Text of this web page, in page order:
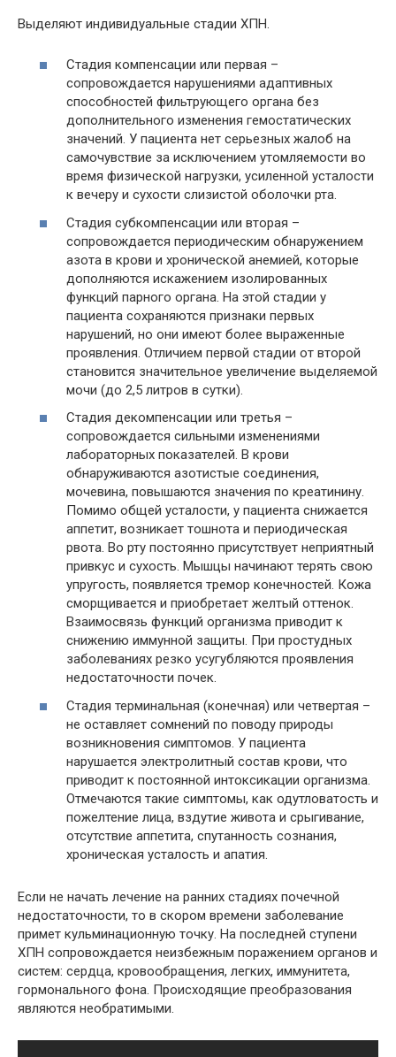
Выделяют индивидуальные стадии ХПН.
Стадия компенсации или первая –
сопровождается нарушениями адаптивных
способностей фильтрующего органа без
дополнительного изменения гемостатических
значений. У пациента нет серьезных жалоб на
самочувствие за исключением утомляемости во
время физической нагрузки, усиленной усталости
к вечеру и сухости слизистой оболочки рта.
Стадия субкомпенсации или вторая –
сопровождается периодическим обнаружением
азота в крови и хронической анемией, которые
дополняются искажением изолированных
функций парного органа. На этой стадии у
пациента сохраняются признаки первых
нарушений, но они имеют более выраженные
проявления. Отличием первой стадии от второй
становится значительное увеличение выделяемой
мочи (до 2,5 литров в сутки).
Стадия декомпенсации или третья –
сопровождается сильными изменениями
лабораторных показателей. В крови
обнаруживаются азотистые соединения,
мочевина, повышаются значения по креатинину.
Помимо общей усталости, у пациента снижается
аппетит, возникает тошнота и периодическая
рвота. Во рту постоянно присутствует неприятный
привкус и сухость. Мышцы начинают терять свою
упругость, появляется тремор конечностей. Кожа
сморщивается и приобретает желтый оттенок.
Взаимосвязь функций организма приводит к
снижению иммунной защиты. При простудных
заболеваниях резко усугубляются проявления
недостаточности почек.
Стадия терминальная (конечная) или четвертая –
не оставляет сомнений по поводу природы
возникновения симптомов. У пациента
нарушается электролитный состав крови, что
приводит к постоянной интоксикации организма.
Отмечаются такие симптомы, как одутловатость и
пожелтение лица, вздутие живота и срыгивание,
отсутствие аппетита, спутанность сознания,
хроническая усталость и апатия.
Если не начать лечение на ранних стадиях почечной
недостаточности, то в скором времени заболевание
примет кульминационную точку. На последней ступени
ХПН сопровождается неизбежным поражением органов и
систем: сердца, кровообращения, легких, иммунитета,
гормонального фона. Происходящие преобразования
являются необратимыми.